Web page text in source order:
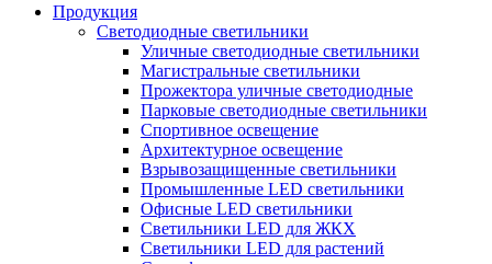
Продукция
Светодиодные светильники
Уличные светодиодные светильники
Магистральные светильники
Прожектора уличные светодиодные
Парковые светодиодные светильники
Спортивное освещение
Архитектурное освещение
Взрывозащищенные светильники
Промышленные LED светильники
Офисные LED светильники
Cветильники LED для ЖКХ
Светильники LED для растений